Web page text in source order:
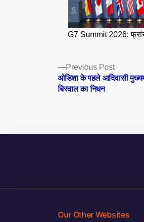
G7 Summit 2026:
Posts
navigation
Previous PostPrevious
post:
ओडिशा के पहले आदिवासी
बिस्वाल का निधन
Our Other Websites